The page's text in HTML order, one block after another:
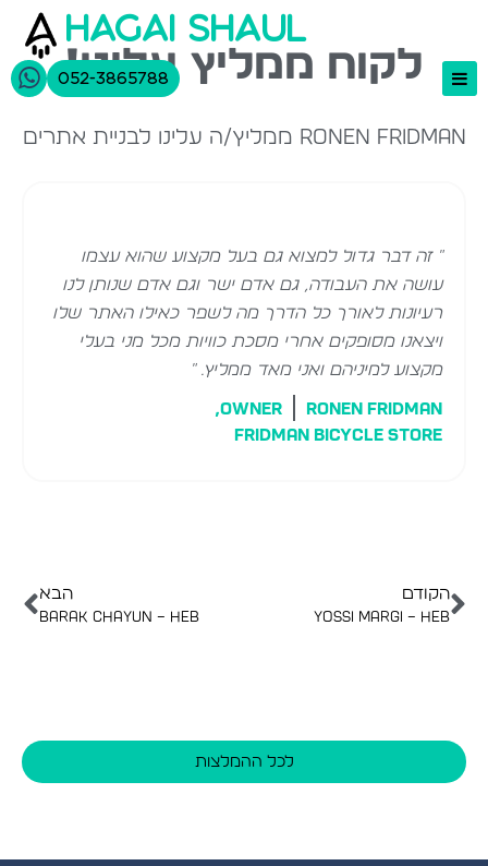
hagai shaul
בניית אתרים
052-3865788
לקוח ממליץ עלינו!
Ronen Fridman ממליץ/ה עלינו לבניית אתרים
" זה דבר גדול למצוא גם בעל מקצוע שהוא עצמו
עושה את העבודה, גם אדם ישר וגם אדם שנותן לנו
רעיונות לאורך כל הדרך מה לשפר כאילו האתר שלו
ויצאנו מסופקים אחרי מסכת כוויות מכל מני בעלי
מקצוע למיניהם ואני מאד ממליץ. "
Ronen Fridman
Owner,
Fridman Bicycle Store
הקודם
Yossi Margi – heb
הבא
Barak Chayun – heb
לכל ההמלצות